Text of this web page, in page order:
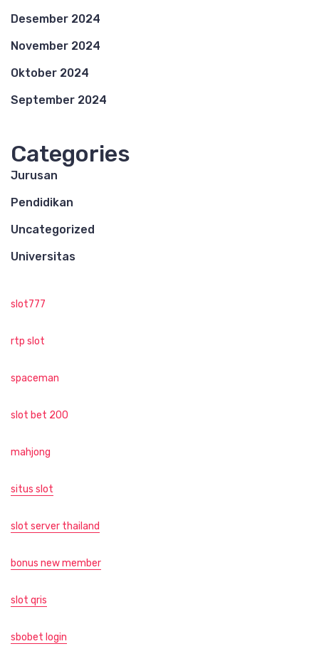
Desember 2024
November 2024
Oktober 2024
September 2024
Categories
Jurusan
Pendidikan
Uncategorized
Universitas
slot777
rtp slot
spaceman
slot bet 200
mahjong
situs slot
slot server thailand
bonus new member
slot qris
sbobet login